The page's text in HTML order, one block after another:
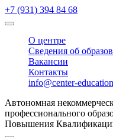
+7 (931) 394 84 68
О центре
Сведения об
Вакансии
Контакты
info@center-
Автономная
профессионального
Повышения